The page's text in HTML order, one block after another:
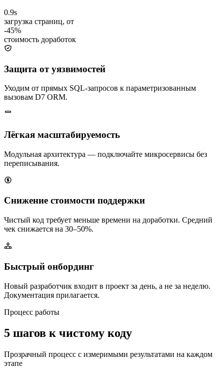
0.9s
загрузка страниц, от
-45%
стоимость доработок
Защита от уязвимостей
Уходим от прямых SQL-запросов к параметризованным
вызовам D7 ORM.
Лёгкая масштабируемость
Модульная архитектура — подключайте микросервисы без
переписывания.
Снижение стоимости поддержки
Чистый код требует меньше времени на доработки. Средний
чек снижается на 30–50%.
Быстрый онбординг
Новый разработчик входит в проект за день, а не за неделю.
Документация прилагается.
Процесс работы
5 шагов к чистому коду
Прозрачный процесс с измеримыми результатами на каждом
этапе